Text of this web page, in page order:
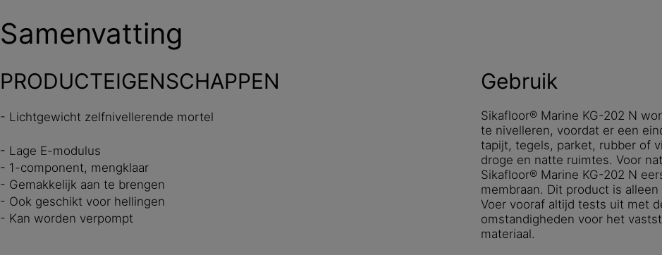
Samenvatting
PRODUCTEIGENSCHAPPEN
- Lichtgewicht zelfnivellerende mortel
- Lage E-modulus
- 1-component, mengklaar
- Gemakkelijk aan te brengen
- Ook geschikt voor hellingen
- Kan worden verpompt
Gebruik
Sikafloor® Marine KG-202 N
te nivelleren, voordat er een
tapijt, tegels, parket, rubber of
droge en natte ruimtes. Voor
Sikafloor® Marine KG-202 N
membraan. Dit product is
Voer vooraf altijd tests uit met
omstandigheden voor het
materiaal.